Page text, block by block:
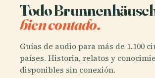
Todo
bien contado.
Guías de audio para más de 1.100
países. Historia, relatos y
disponibles sin conexión.